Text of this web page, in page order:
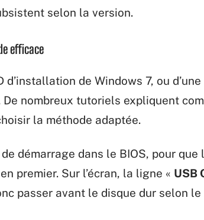
selon la version.
efficace
d’installation de Windows 7, ou
De nombreux tutoriels expliquent
la méthode adaptée.
de démarrage dans le BIOS, pour
premier. Sur l’écran, la ligne « USB
passer avant le disque dur selon